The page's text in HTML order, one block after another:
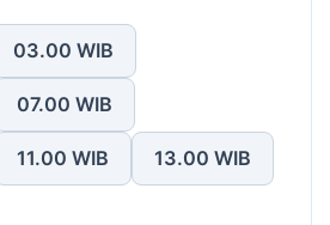
03.00 WIB
07.00 WIB
11.00 WIB 13.00 WIB